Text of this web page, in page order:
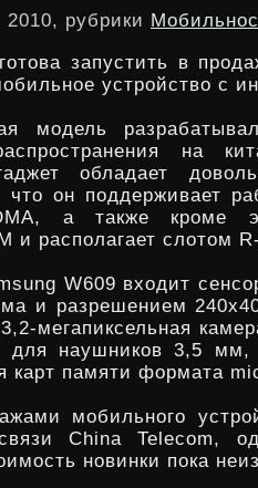
2010, рубрики
запустить в
устройство с
модель
на
обладает
он поддерживает
а также кроме
и располагает слотом
W609 входит
и разрешением
мегапиксельная
для наушников 3,5 мм,
карт памяти формата
мобильного
China Telecom,
новинки пока